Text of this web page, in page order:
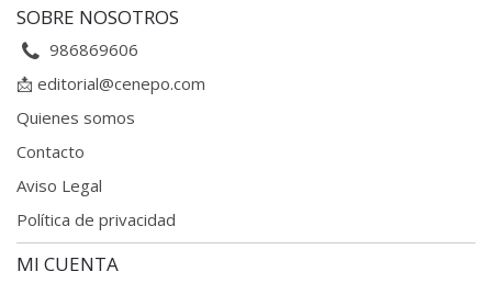
SOBRE NOSOTROS
986869606
📩 editorial@cenepo.com
Quienes somos
Contacto
Aviso Legal
Política de privacidad
MI CUENTA